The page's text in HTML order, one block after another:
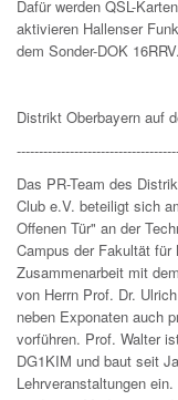
Dafür werden QSL-
aktivieren Hallenser
dem Sonder-DOK 16RRV.
Distrikt Oberbayern auf
Das PR-Team des
Club e.V. beteiligt sich
Offenen Tür" an der
Campus der Fakultät für
Zusammenarbeit mit
von Herrn Prof. Dr.
neben Exponaten auch
vorführen. Prof. Walter
DG1KIM und baut seit
Lehrveranstaltungen